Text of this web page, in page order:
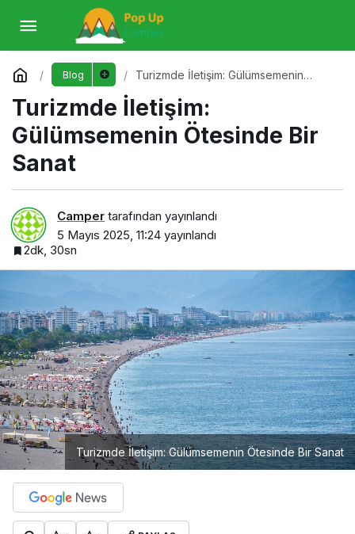
Blog
Turizmde İletişim: Gülümsemenin
Turizmde İletişim:
Gülümsemenin Ötesinde Bir
Sanat
Camper tarafından yayınlandı
5 Mayıs 2025, 11:24 yayınlandı
2dk, 30sn
Turizmde İletişim: Gülümsemenin Ötesinde Bir Sanat
Turizmde İletişim: Gülümsemenin Ötesinde
Bir Sanat
Yorum Yap